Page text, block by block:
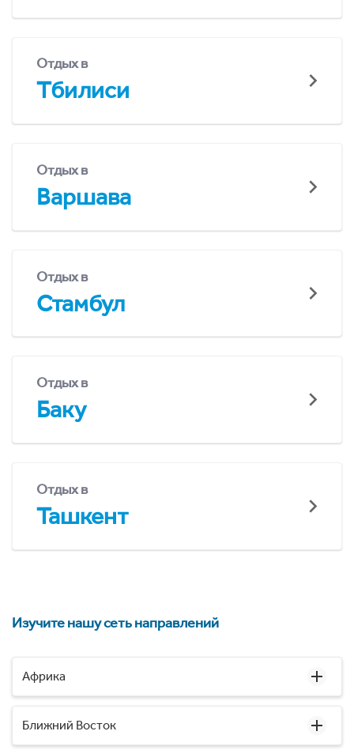
Отдых в
Тбилиси
Отдых в
Варшава
Отдых в
Стамбул
Отдых в
Баку
Отдых в
Ташкент
Изучите нашу сеть направлений
Африка
Ближний Восток